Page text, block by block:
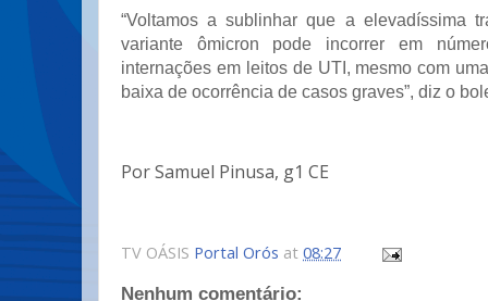
“Voltamos a sublinhar que a elevadíssima
variante ômicron pode incorrer em
internações em leitos de UTI, mesmo com
baixa de ocorrência de casos graves”, diz o
Por Samuel Pinusa, g1 CE
TV OÁSIS Portal Orós at 08:27
Nenhum comentário: